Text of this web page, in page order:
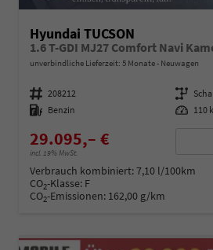
Hyundai TUCSON
1.6 T-GDI MJ27 Comfort Navi
unverbindliche Lieferzeit: 5 Monate Neuwagen
Fahrzeugnummer 208212 Getriebe
Kraftstoff Benzin Leistung 110
29.095,– €
incl. 19% MwSt.
Verbrauch kombiniert:7,10 l/100km
CO2-Klasse: F
CO2-Emissionen: 162,00 g/km